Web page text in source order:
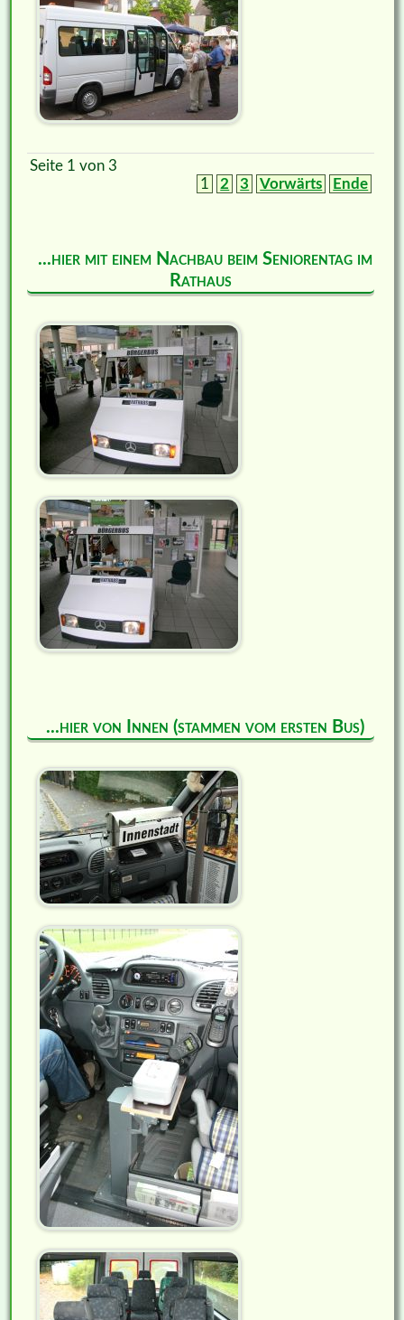
Seite 1 von 3
1
2 3 Vorwärts Ende
...hier mit einem Nachbau beim Seniorentag im
Rathaus
...hier von Innen (stammen vom ersten Bus)